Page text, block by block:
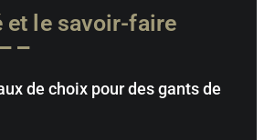
et le savoir-faire
de choix pour des gants de